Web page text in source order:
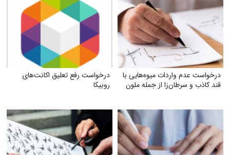
درخواست عدم واردات میوه‌هایی با
قند کاذب و سرطان‌زا از جمله ملون
درخواست رفع تعلیق اکانت‌های
روبیکا